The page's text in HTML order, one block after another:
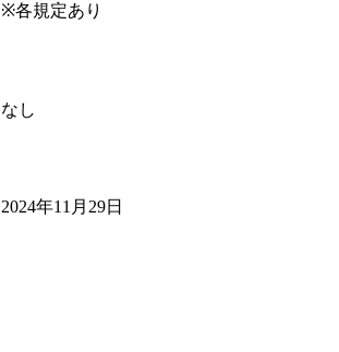
※各規定あり
なし
2024年11月29日